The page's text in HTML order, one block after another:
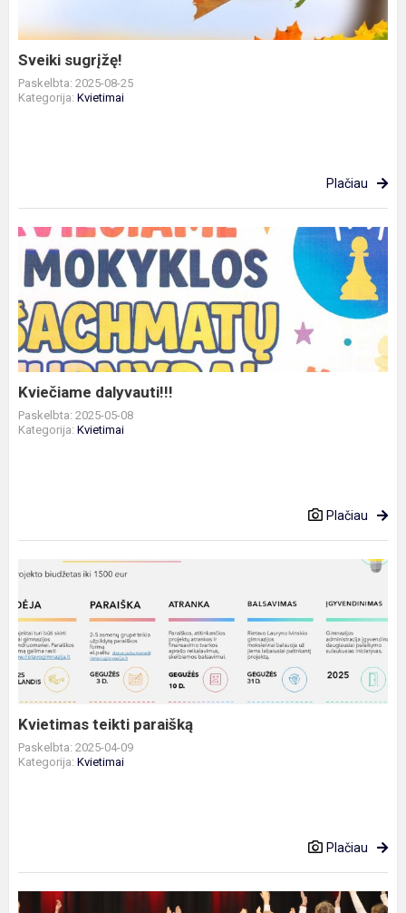
Sveiki sugrįžę!
Paskelbta: 2025-08-25
Kategorija: Kvietimai
Plačiau
Kviečiame
dalyvauti!!!
Kviečiame dalyvauti!!!
Paskelbta: 2025-05-08
Kategorija: Kvietimai
Plačiau
Kvietimas
paraišką
Kvietimas teikti paraišką
Paskelbta: 2025-04-09
Kategorija: Kvietimai
Plačiau
Kvietimas